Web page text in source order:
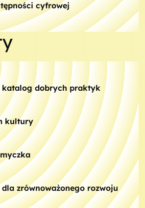
cyfrowej
katalog dobrych praktyk
kultury
dla zrównoważonego rozwoju